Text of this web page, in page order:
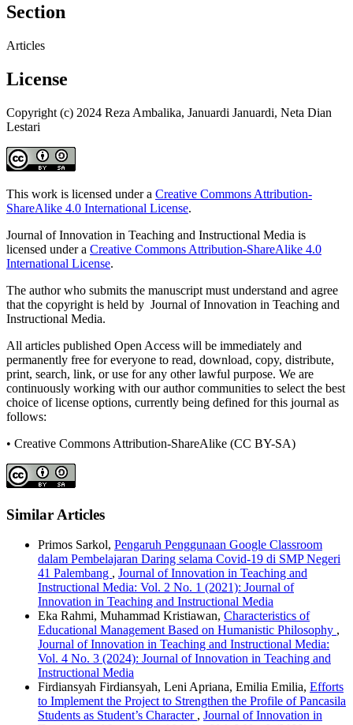
Section
Articles
License
Copyright (c) 2024 Reza Ambalika, Januardi Januardi, Neta Dian
Lestari
This work is licensed under a Creative Commons Attribution-
ShareAlike 4.0 International License.
Journal of Innovation in Teaching and Instructional Media is
licensed under a Creative Commons Attribution-ShareAlike 4.0
International License.
The author who submits the manuscript must understand and agree
that the copyright is held by Journal of Innovation in Teaching and
Instructional Media.
All articles published Open Access will be immediately and
permanently free for everyone to read, download, copy, distribute,
print, search, link, or use for any other lawful purpose. We are
continuously working with our author communities to select the best
choice of license options, currently being defined for this journal as
follows:
• Creative Commons Attribution-ShareAlike (CC BY-SA)
Similar Articles
Primos Sarkol, Pengaruh Penggunaan Google Classroom
dalam Pembelajaran Daring selama Covid-19 di SMP Negeri
41 Palembang , Journal of Innovation in Teaching and
Instructional Media: Vol. 2 No. 1 (2021): Journal of
Innovation in Teaching and Instructional Media
Eka Rahmi, Muhammad Kristiawan, Characteristics of
Educational Management Based on Humanistic Philosophy ,
Journal of Innovation in Teaching and Instructional Media:
Vol. 4 No. 3 (2024): Journal of Innovation in Teaching and
Instructional Media
Firdiansyah Firdiansyah, Leni Apriana, Emilia Emilia, Efforts
to Implement the Project to Strengthen the Profile of Pancasila
Students as Student’s Character , Journal of Innovation in